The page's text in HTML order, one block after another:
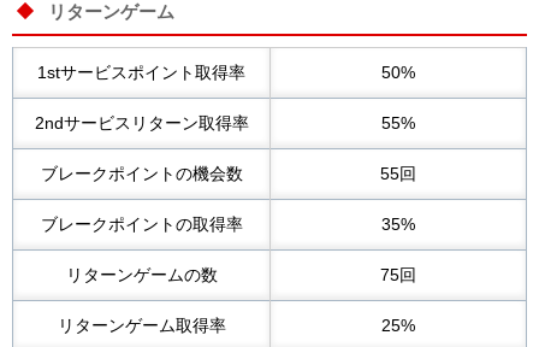
リターンゲーム
1stサービスポイント取得率 50%
2ndサービスリターン取得率 55%
ブレークポイントの機会数 55回
ブレークポイントの取得率 35%
リターンゲームの数 75回
リターンゲーム取得率 25%